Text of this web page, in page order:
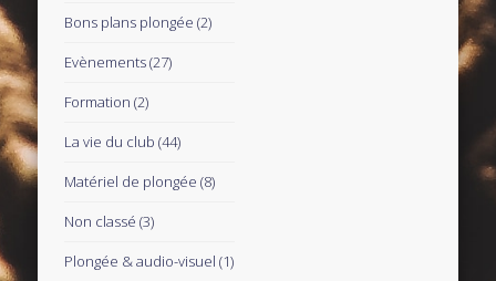
Bons plans plongée (2)
Evènements(27)
Formation (2)
La vie du club (44)
Matériel de plongée (8)
Non classé (3)
Plongée & audio-visuel (1)